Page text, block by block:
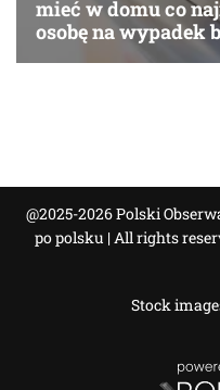
@2025-2026 Polski
po polsku | All rights
Stock